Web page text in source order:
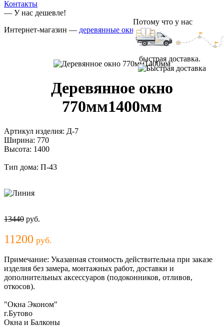
Контакты
— У нас дешевле!
Потому что у нас
быстрая доставка.
Интернет-магазин — деревянные окна
Деревянное окно
770мм1400мм
Артикул изделия: Д-7
Ширина: 770
Высота: 1400
Тип дома: П-43
13440 руб.
11200 руб.
Примечание: Указанная стоимость действительна при заказе
изделия без замера, монтажных работ, доставки и
дополнительных аксессуаров (подоконников, отливов,
откосов).
"Окна Эконом"
г.Бутово
Окна и Балконы